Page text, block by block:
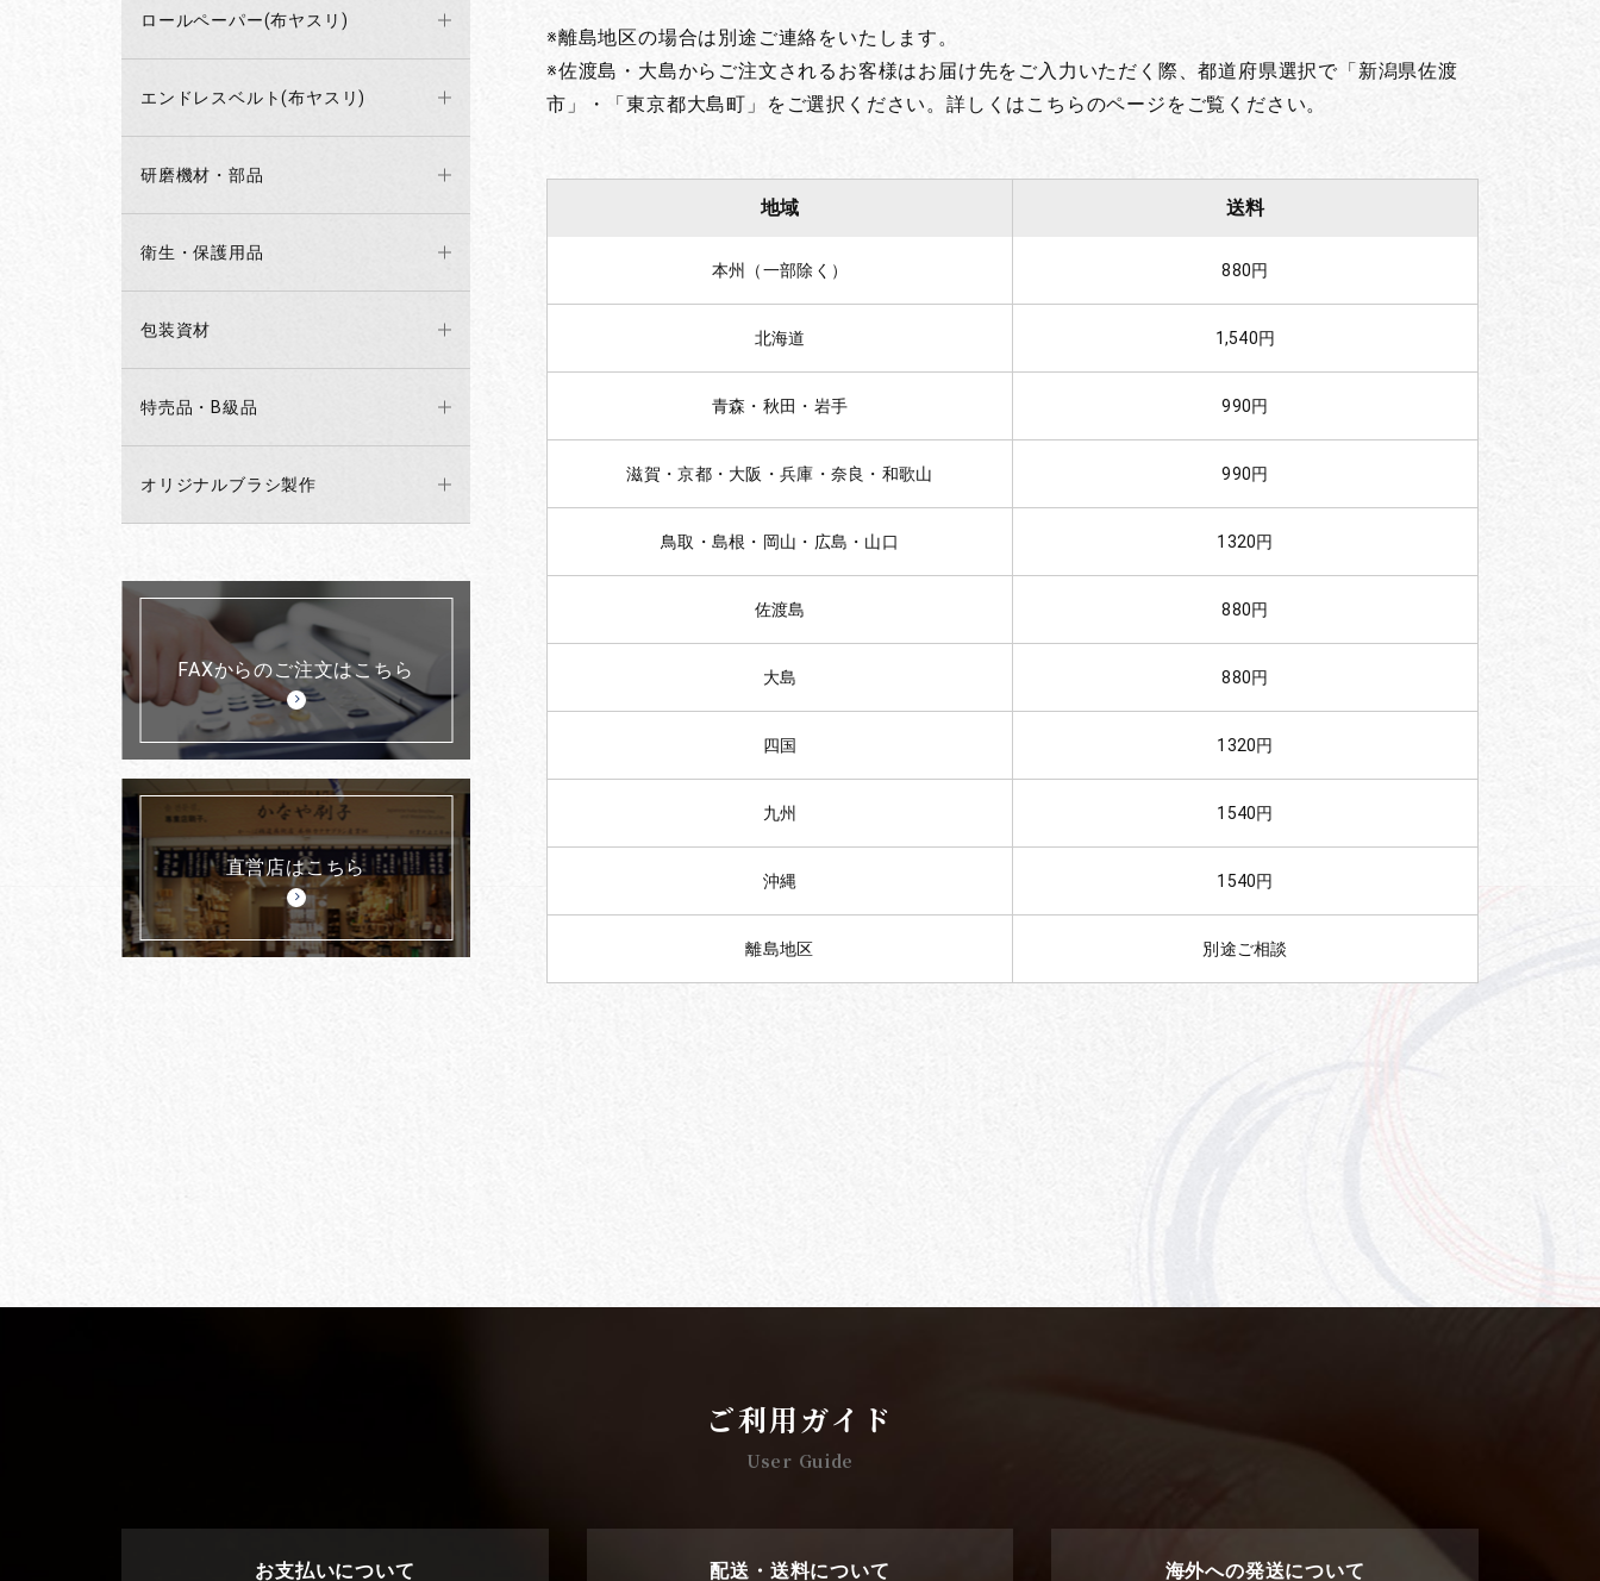
ロールペーパー(布ヤスリ)
エンドレスベルト(布ヤスリ)
研磨機材・部品
衛生・保護用品
包装資材
特売品・B級品
オリジナルブラシ製作
FAXからのご注文はこちら
直営店はこちら
※離島地区の場合は別途ご連絡をいたします。
※佐渡島・大島からご注文されるお客様はお届け先をご入力いただく際、都道府県選択で「新潟県佐渡
市」・「東京都大島町」をご選択ください。詳しくはこちらのページをご覧ください。
地域 送料
本州（一部除く） 880円
北海道 1,540円
青森・秋田・岩手 990円
滋賀・京都・大阪・兵庫・奈良・和歌山 990円
鳥取・島根・岡山・広島・山口 1320円
佐渡島 880円
大島 880円
四国 1320円
九州 1540円
沖縄 1540円
離島地区 別途ご相談
ご利用ガイド
User Guide
お支払いについて 配送・送料について 海外への発送について